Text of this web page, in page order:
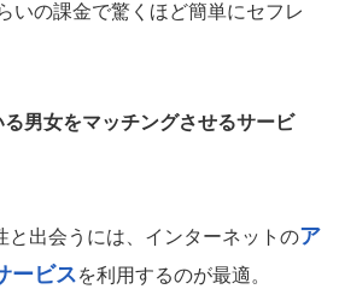
いの課金で驚くほど簡単にセフレ
男女をマッチングさせるサービ
と出会うには、インターネットのア
ービスを利用するのが最適。